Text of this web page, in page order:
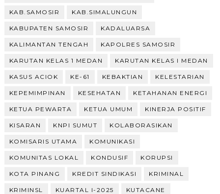
KAB.SAMOSIR KAB.SIMALUNGUN
KABUPATEN SAMOSIR KADALUARSA
KALIMANTAN TENGAH KAPOLRES SAMOSIR
KARUTAN KELAS 1 MEDAN KARUTAN KELAS I MEDAN
KASUS ACIOK KE-61 KEBAKTIAN KELESTARIAN
KEPEMIMPINAN KESEHATAN KETAHANAN ENERGI
KETUA PEWARTA KETUA UMUM KINERJA POSITIF
KISARAN KNPI SUMUT KOLABORASIKAN
KOMISARIS UTAMA KOMUNIKASI
KOMUNITAS LOKAL KONDUSIF KORUPSI
KOTA PINANG KREDIT SINDIKASI KRIMINAL
KRIMINSL KUARTAL I-2025 KUTACANE